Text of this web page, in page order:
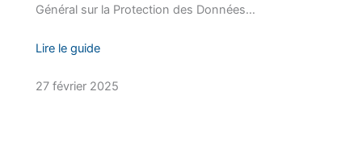
Général sur la Protection des Données…
Lire le guide
27 février 2025